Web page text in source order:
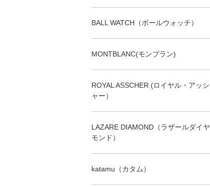
BALL WATCH（ボールウォッチ）
MONTBLANC(モンブラン)
ROYAL ASSCHER (ロイヤル・アッシ
ャー）
LAZARE DIAMOND（ラザールダイヤ
モンド）
katamu（カタム）